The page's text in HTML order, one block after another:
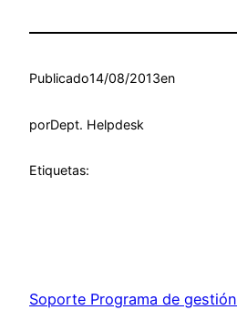
Publicado14/08/2013en
porDept. Helpdesk
Etiquetas:
Soporte Programa de gestión